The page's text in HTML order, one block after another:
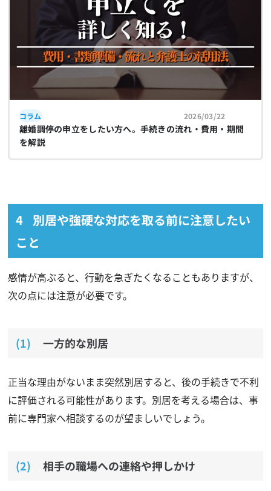
コラム 2026/03/22
離婚調停の申立をしたい方へ。手続きの流れ・費用・期間
を解説
別居や強硬な対応を取る前に注意したい
こと
感情が高ぶると、行動を急ぎたくなることもありますが、
次の点には注意が必要です。
一方的な別居
正当な理由がないまま突然別居すると、後の手続きで不利
に評価される可能性があります。別居を考える場合は、事
前に専門家へ相談するのが望ましいでしょう。
相手の職場への連絡や押しかけ